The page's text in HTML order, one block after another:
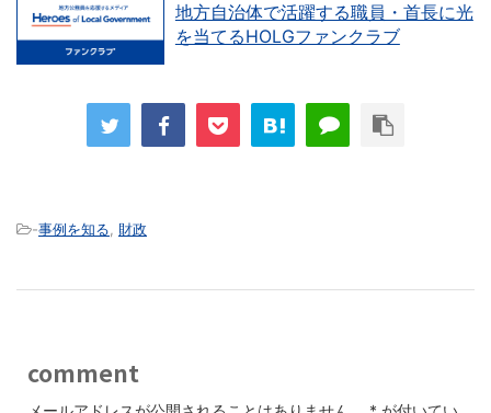
地方自治体で活躍する職員・首長に光
を当てるHOLGファンクラブ
-事例を知る 財政
comment